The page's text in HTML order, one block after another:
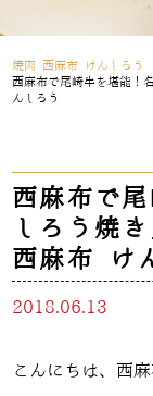
焼肉 西麻布 けんしろう
西麻布で尾崎牛を堪能！
んしろう
西麻布で
しろう焼
西麻布 け
2018.06.13
こんにちは、西